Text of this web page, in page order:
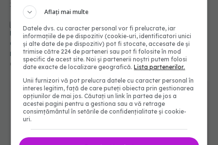
Uleiul care reduce inflamația din organism.
Cercetătorii spun că ar putea fi secretul unei vieți
mai sănătoase
07 iul 2025, 14:23
Aflați mai multe
Datele dvs. cu caracter personal vor fi prelucrate, iar
informațiile de pe dispozitiv (cookie-uri, identificatori unici
și alte date de pe dispozitiv) pot fi stocate, accesate de și
trimise către 224 de parteneri sau pot fi folosite în mod
specific de acest site. Noi și partenerii noștri putem folosi
date exacte de localizare geografică.Lista partenerilor.
Unii furnizori vă pot prelucra datele cu caracter personal în
interes legitim, față de care puteți obiecta prin gestionarea
opțiunilor de mai jos. Căutați un link în partea de jos a
acestei pagini pentru a gestiona sau a vă retrage
consimțământul în setările de confidențialitate și cookie-
uri.